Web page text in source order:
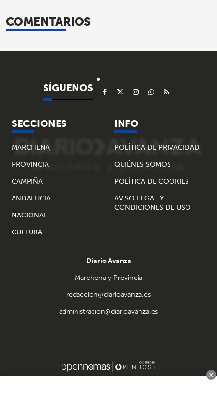
COMENTARIOS
SÍGUENOS
SECCIONES
MARCHENA
PROVINCIA
CAMPIÑA
ANDALUCÍA
NACIONAL
CULTURA
INFO
POLÍTICA DE PRIVACIDAD
QUIÉNES SOMOS
POLÍTICA DE COOKIES
AVISO LEGAL Y
CONDICIONES DE USO
Diario Avanza
Marchena y Provincia
redaccion@diarioavanza.es
administracion@diarioavanza.es
×